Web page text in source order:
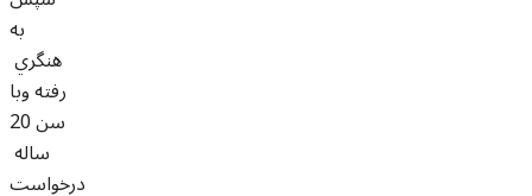
به
هنگري
رفته وبا
سن 20
ساله
درخواست